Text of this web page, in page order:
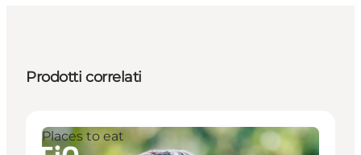
Prodotti correlati
Places to eat